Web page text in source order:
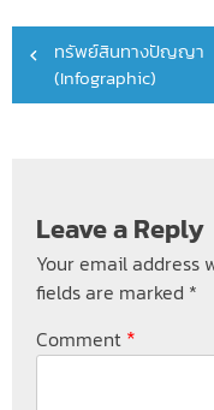
Post
navigation
ทรัพย์สินทางปัญญา
(Infographic)
Leave a Reply
Your email address
fields are marked *
Comment *